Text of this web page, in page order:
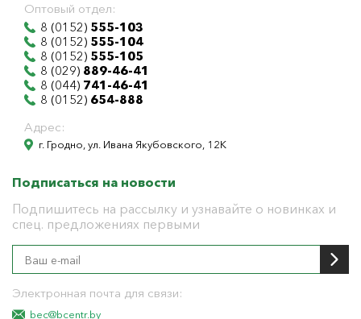
Оптовый отдел:
8 (0152) 555-103
8 (0152) 555-104
8 (0152) 555-105
8 (029) 889-46-41
8 (044) 741-46-41
8 (0152) 654-888
Адрес:
г. Гродно, ул. Ивана Якубовского, 12К
Подписаться на новости
Подпишитесь на рассылку и узнавайте о новинках и
спец. предложениях первыми
Электронная почта для связи:
bec@bcentr.by